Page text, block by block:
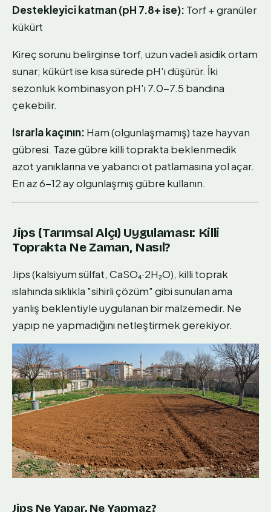
Destekleyici katman (pH 7.8+ ise): Torf + granüler
kükürt
Kireç sorunu belirginse torf, uzun vadeli asidik ortam
sunar; kükürt ise kısa sürede pH'ı düşürür. İki
sezonluk kombinasyon pH'ı 7.0-7.5 bandına
çekebilir.
Israrla kaçının: Ham (olgunlaşmamış) taze hayvan
gübresi. Taze gübre killi toprakta beklenmedik
azot yanıklarına ve yabancı ot patlamasına yol açar.
En az 6-12 ay olgunlaşmış gübre kullanın.
Jips (Tarımsal Alçı) Uygulaması: Killi
Toprakta Ne Zaman, Nasıl?
Jips (kalsiyum sülfat, CaSO₄·2H₂O), killi toprak
ıslahında sıklıkla "sihirli çözüm" gibi sunulan ama
yanlış beklentiyle uygulanan bir malzemedir. Ne
yapıp ne yapmadığını netleştirmek gerekiyor.
Jips Ne Yapar, Ne Yapmaz?